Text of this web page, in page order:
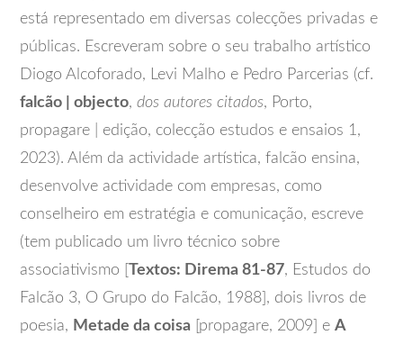
está representado em diversas colecções privadas e
públicas. Escreveram sobre o seu trabalho artístico
Diogo Alcoforado, Levi Malho e Pedro Parcerias (cf.
falcão | objecto,dos autores citados, Porto,
propagare | edição, colecção estudos e ensaios 1,
2023). Além da actividade artística, falcão ensina,
desenvolve actividade com empresas, como
conselheiro em estratégia e comunicação, escreve
(tem publicado um livro técnico sobre
associativismo [Textos: Direma 81-87, Estudos do
Falcão 3, O Grupo do Falcão, 1988], dois livros de
poesia, Metade da coisa [propagare, 2009] eA